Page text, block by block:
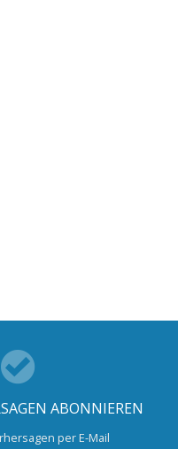
ABONNIEREN
per E-Mail